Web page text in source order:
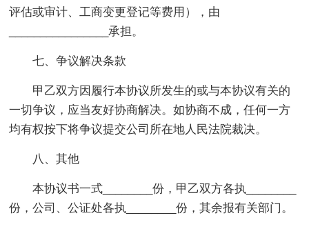
评估或审计、工商变更登记等费用），由
________________承担。
七、争议解决条款
甲乙双方因履行本协议所发生的或与本协议有关的
一切争议，应当友好协商解决。如协商不成，任何一方
均有权按下将争议提交公司所在地人民法院裁决。
八、其他
本协议书一式________份，甲乙双方各执________
份，公司、公证处各执________份，其余报有关部门。